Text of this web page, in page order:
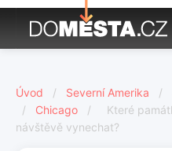
Úvod / Severní Amerika /
/
Chicago /
Které
návštěvě vynechat?